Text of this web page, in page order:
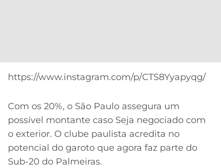
https://www.instagram.com/p/CTS8Yyapyqg/
Com os 20%, o São Paulo assegura um
possível montante caso Seja negociado com
o exterior. O clube paulista acredita no
potencial do garoto que agora faz parte do
Sub-20 do Palmeiras.